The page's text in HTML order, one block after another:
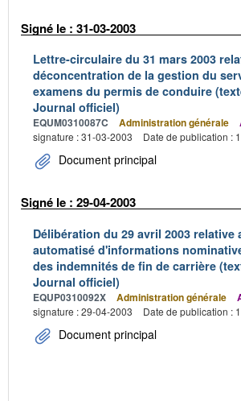
Signé le : 31-03-2003
Lettre-circulaire du 31 mars 2003
déconcentration de la gestion du
examens du permis de conduire
Journal officiel)
EQUM0310087C Administration générale
signature : 31-03-2003
Date de publication :
Document principal
Signé le : 29-04-2003
Délibération du 29 avril 2003 relative
automatisé d'informations
des indemnités de fin de carrière
Journal officiel)
EQUP0310092X Administration générale
signature : 29-04-2003
Date de publication :
Document principal